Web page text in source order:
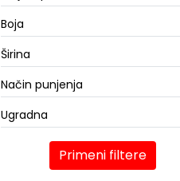
Boja
Širina
Način punjenja
Ugradna
Primeni filtere